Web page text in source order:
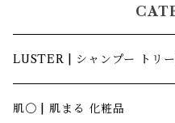
LUSTER | シャンプー トリー
肌〇 | 肌まる 化粧品